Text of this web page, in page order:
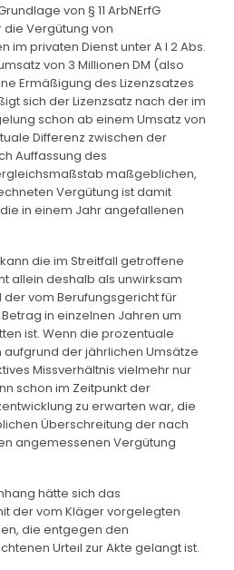
von § 11 ArbNErfG
die Vergütung von
privaten Dienst unter A I 2 Abs.
von 3 Millionen DM (also
Ermäßigung des Lizenzsatzes
sich der Lizenzsatz nach der im
schon ab einem Umsatz von
Differenz zwischen der
Auffassung des
maßgeblichen,
Vergütung ist damit
in einem Jahr angefallenen
die im Streitfall getroffene
allein deshalb als unwirksam
vom Berufungsgericht für
in einzelnen Jahren um
ist. Wenn die prozentuale
der jährlichen Umsätze
Missverhältnis vielmehr nur
schon im Zeitpunkt der
zu erwarten war, die
Überschreitung der nach
angemessenen Vergütung
hätte sich das
der vom Kläger vorgelegten
die entgegen den
Urteil zur Akte gelangt ist.